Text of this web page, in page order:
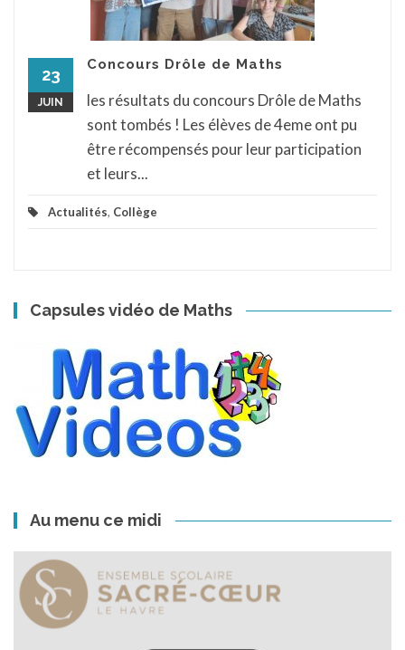
23
JUIN
Concours Drôle de Maths
les résultats du concours Drôle de Maths
sont tombés ! Les élèves de 4eme ont pu
être récompensés pour leur participation
et leurs...
Actualités, Collège
Capsules vidéo de Maths
Au menu ce midi